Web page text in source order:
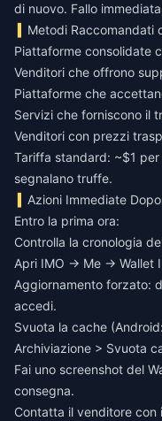
di nuovo. Fallo
Metodi Raccomandati
Piattaforme consolidate
Venditori che offrono
Piattaforme che
Servizi che forniscono il
Venditori con prezzi
Tariffa standard: ~$1
segnalano truffe.
Azioni Immediate
Entro la prima ora:
Controlla la cronologia
Apri IMO → Me → Wallet
Aggiornamento forzato:
accedi.
Svuota la cache
Archiviazione > Svuota
Fai uno screenshot del
consegna.
Contatta il venditore